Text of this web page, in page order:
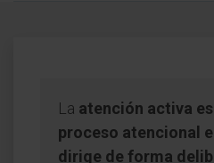
La atención activa
proceso atencional
dirige de forma